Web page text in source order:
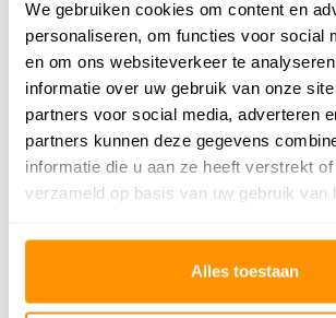
We gebruiken cookies om content en
personaliseren, om functies voor social
en om ons websiteverkeer te
informatie over uw gebruik van onze
partners voor social media, adverteren
partners kunnen deze gegevens
informatie die u aan ze heeft verstrekt
verzameld op basis van uw gebruik van
Alles toestaan
69,95
Buy now, pay later
Gemiddelde uit 0 beoordelingen
Er zijn nog geen reviews geschreven over dit product..